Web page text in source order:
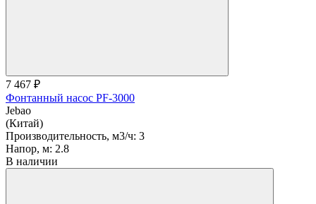
7 467 ₽
Фонтанный насос PF-3000
Jebao
(Китай)
Производительность, м3/ч: 3
Напор, м: 2.8
В наличии